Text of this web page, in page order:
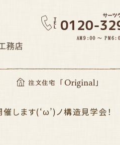
注文住宅「Original」
平屋住宅
します(‘ω’)ノ構造見学会！